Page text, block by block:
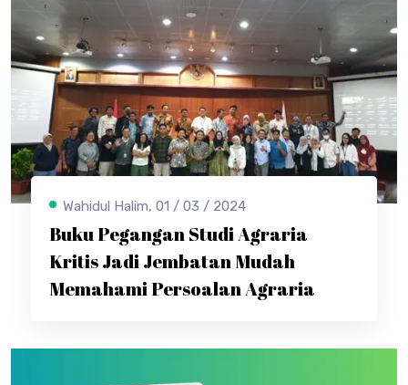
Wahidul Halim, 01 / 03 / 2024
Buku Pegangan Studi Agraria
Kritis Jadi Jembatan Mudah
Memahami Persoalan Agraria